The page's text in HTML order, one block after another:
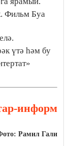
Фильм Буа
үтә һәм бу
информ
Рамил Гали